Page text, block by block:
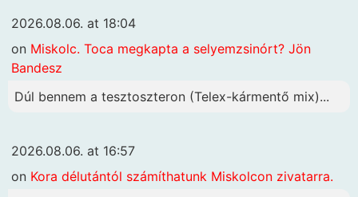
2026.08.06. at 18:04
on Miskolc. Toca megkapta a selyemzsinórt? Jön
Bandesz
Dúl bennem a tesztoszteron (Telex-kármentő mix)...
2026.08.06. at 16:57
on Kora délutántól számíthatunk Miskolcon zivatarra.